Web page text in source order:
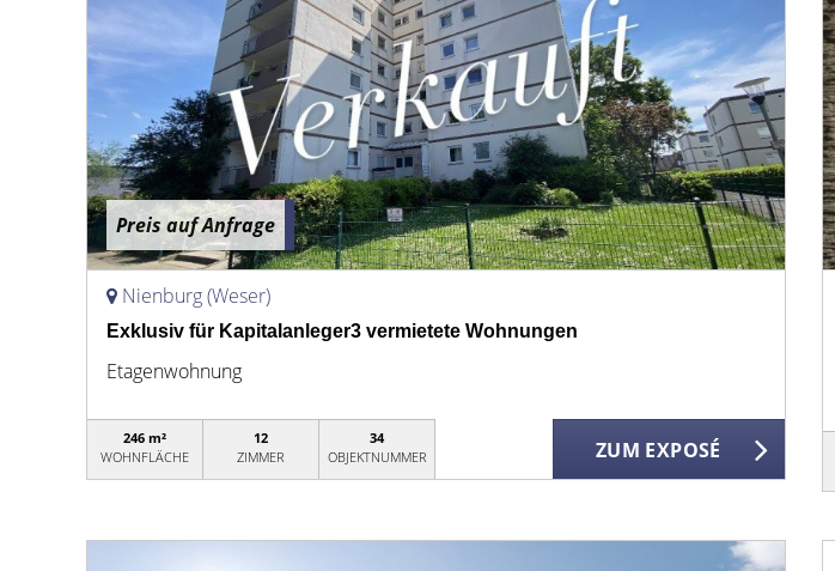
Preis auf Anfrage
Nienburg (Weser)
Exklusiv für Kapitalanleger3 vermietete Wohnungen
Etagenwohnung
246 m²
WOHNFLÄCHE
12
ZIMMER
34
OBJEKTNUMMER
ZUM EXPOSÉ